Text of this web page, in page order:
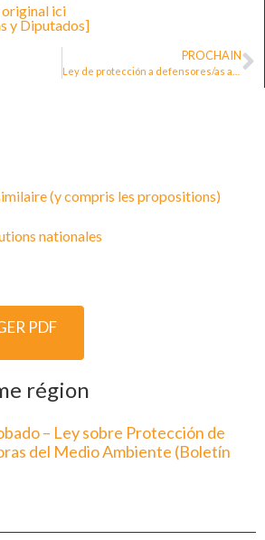
original ici
y Diputados]
PROCHAIN
(y compris les propositions)
nationales
PDF
région
– Ley sobre Protección de
del Medio Ambiente (Boletín